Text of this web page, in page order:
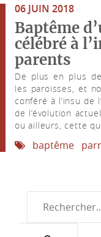
06 JUIN 2018
Baptême
célébré à
parents
De plus en plus
les paroisses, et
conféré à l’insu de
de l’évolution
ou ailleurs, cette
baptême